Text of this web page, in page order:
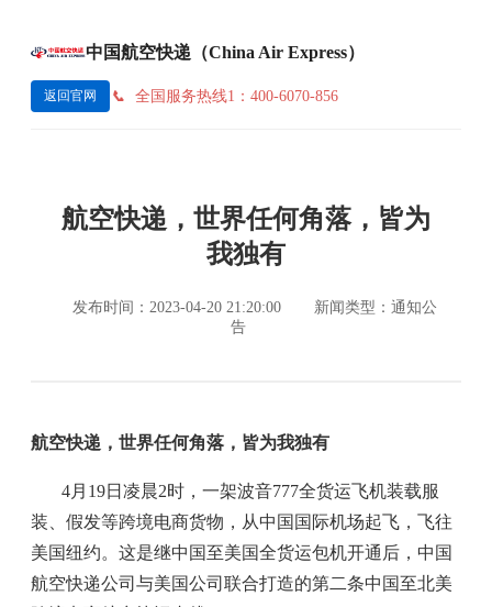
中国航空快递（China Air Express）
返回官网 全国服务热线1：400-6070-856
航空快递，世界任何角落，皆为
我独有
发布时间：2023-04-20 21:20:00
新闻类型：通知公
告
航空快递，世界任何角落，皆为我独有
4月19日凌晨2时，一架波音777全货运飞机装载服
装、假发等跨境电商货物，从中国国际机场起飞，飞往
美国纽约。这是继中国至美国全货运包机开通后，中国
航空快递公司与美国公司联合打造的第二条中国至北美